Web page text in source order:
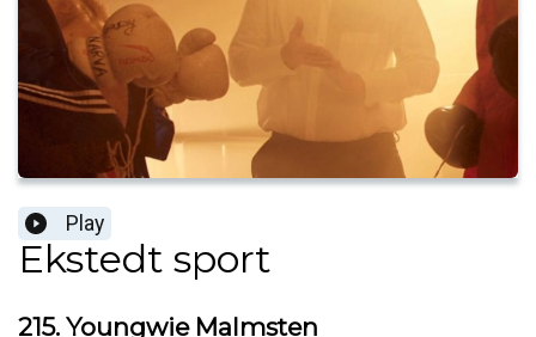
Play
Ekstedt sport
215. Youngwie Malmsten